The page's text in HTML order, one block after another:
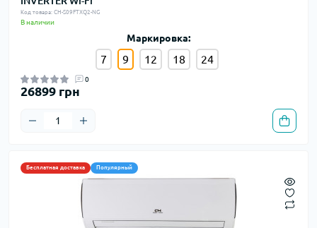
Код товара: CH-S09FTXQ2-NG
В наличии
Маркировка:
7 9 12 18 24
0
26899 грн
Бесплатная доставка Популярный